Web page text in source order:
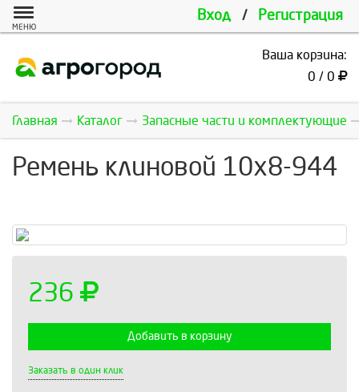
Вход / Регистрация
МЕНЮ
Ваша корзина:
0 / 0
Главная Каталог Запасные части и комплектующие
Ремень клиновой 10х8-944
236
Добавить в корзину
Заказать в один клик